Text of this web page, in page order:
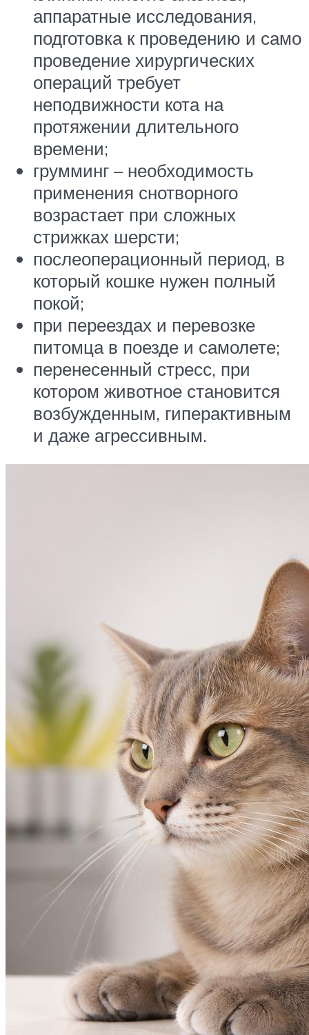
аппаратные исследования,
подготовка к проведению и само
проведение хирургических
операций требует
неподвижности кота на
протяжении длительного
времени;
грумминг – необходимость
применения снотворного
возрастает при сложных
стрижках шерсти;
послеоперационный период, в
который кошке нужен полный
покой;
при переездах и перевозке
питомца в поезде и самолете;
перенесенный стресс, при
котором животное становится
возбужденным, гиперактивным
и даже агрессивным.